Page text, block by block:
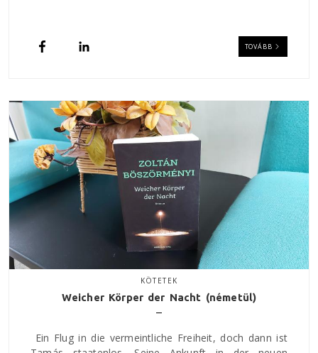
TOVÁBB
KÖTETEK
Weicher Körper der Nacht (németül)
Ein Flug in die vermeintliche Freiheit, doch dann ist